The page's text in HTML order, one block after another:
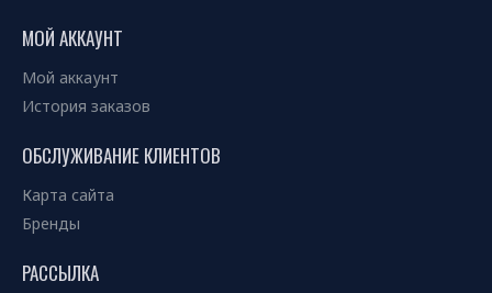
МОЙ АККАУНТ
Мой аккаунт
История заказов
ОБСЛУЖИВАНИЕ КЛИЕНТОВ
Карта сайта
Бренды
РАССЫЛКА